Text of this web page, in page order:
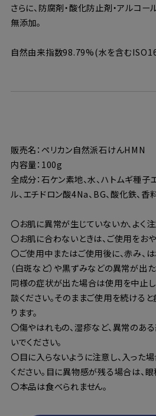
さらに、防腐剤・酸化防止剤・アルコ
無添加。
自然由来指数98.79%(水を含む
販売名：ペリカン自然派石けんHMN
内容量：100g
全成分：石ケン素地、水、ハトムギ種
ル、エチドロン酸4Na、BG、酸化鉄、香
〇お肌に異常が生じていないか、よく注
〇お肌に合わないときは、ご使用をおや
〇ご使用中またはご使用後に、赤み、
（白斑など）や黒ずみなどの異常が出
同様の症状が出た場合は使用を中止
談ください。そのままご使用を続ける
ります。
〇傷やはれもの、湿疹など、異常のあ
いでください。
〇目に入らないように注意し、入った
ください。目に異物感が残る場合は、
〇本品は食べられません。